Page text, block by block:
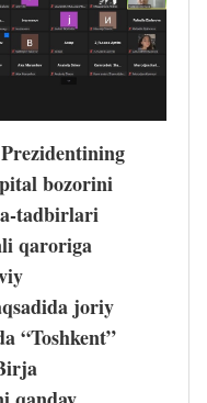
bozorini
tadbirlari
qaroriga
joriy
“Toshkent”